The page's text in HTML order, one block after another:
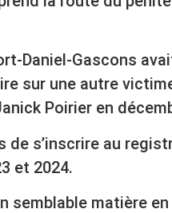
Daniel-Gascons
sur une autre
Poirier en
s’inscrire au
et 2024.
semblable matière en